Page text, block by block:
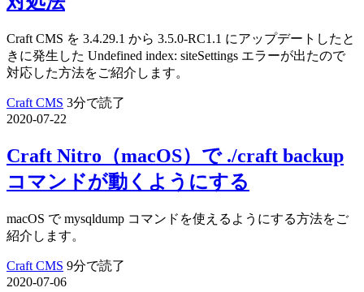
Craft CMS を 3.4.29.1 から 3.5.0-RC1.1 にアップデートしたと
きに発生した Undefined index: siteSettings エラーが出たので
対応した方法をご紹介します。
Craft CMS 3分で読了
2020-07-22
Craft Nitro（macOS）で ./craft backup
コマンドが動くようにする
macOS で mysqldump コマンドを使えるようにする方法をご
紹介します。
Craft CMS 9分で読了
2020-07-06